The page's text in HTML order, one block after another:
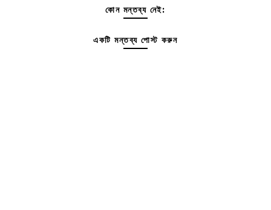
কোন মন্তব্য নেই:
একটি মন্তব্য পোস্ট করুন